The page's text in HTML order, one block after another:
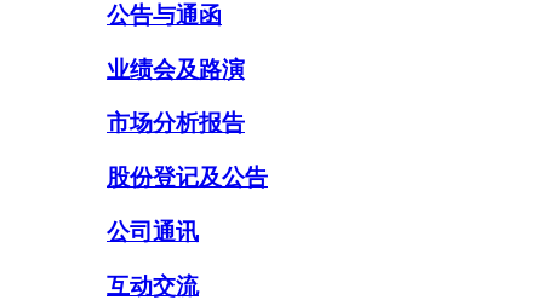
公告与通函
业绩会及路演
市场分析报告
股份登记及公告
公司通讯
互动交流